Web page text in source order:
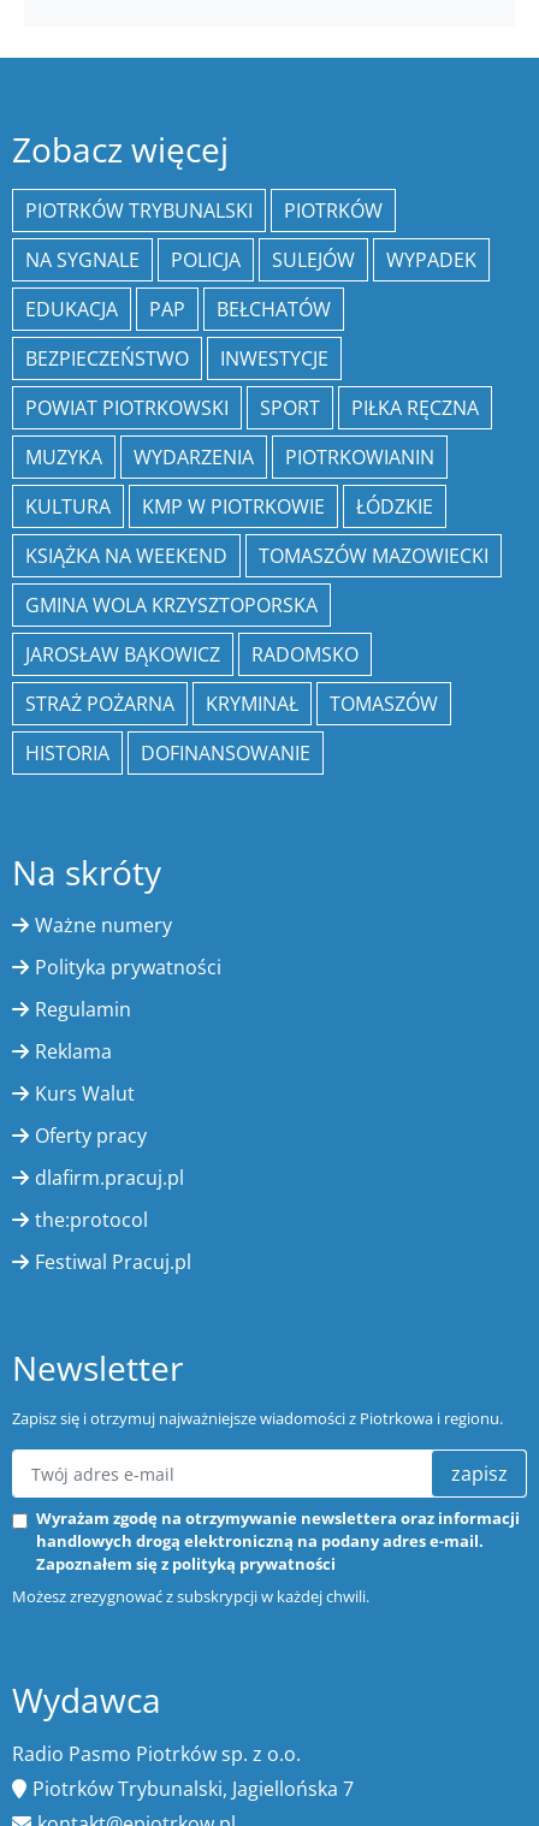
Zobacz więcej
PIOTRKÓW TRYBUNALSKI
PIOTRKÓW
NA SYGNALE
POLICJA SULEJÓW
WYPADEK
EDUKACJA
PAP
BEŁCHATÓW
BEZPIECZEŃSTWO
INWESTYCJE
POWIAT PIOTRKOWSKI
SPORT
PIŁKA RĘCZNA
MUZYKA
WYDARZENIA
PIOTRKOWIANIN
KULTURA
KMP W PIOTRKOWIE
ŁÓDZKIE
KSIĄŻKA NA WEEKEND
TOMASZÓW MAZOWIECKI
GMINA WOLA KRZYSZTOPORSKA
JAROSŁAW BĄKOWICZ
RADOMSKO
STRAŻ POŻARNA
KRYMINAŁ
TOMASZÓW
HISTORIA
DOFINANSOWANIE
Na skróty
Ważne numery
Polityka prywatności
Regulamin
Reklama
Kurs Walut
Oferty pracy
dlafirm.pracuj.pl
the:protocol
Festiwal Pracuj.pl
Newsletter
Zapisz się i otrzymuj najważniejsze wiadomości z Piotrkowa i regionu.
zapisz
Wyrażam zgodę na otrzymywanie newslettera oraz informacji
handlowych drogą elektroniczną na podany adres e-mail.
Zapoznałem się z polityką prywatności
Możesz zrezygnować z subskrypcji w każdej chwili.
Wydawca
Radio Pasmo Piotrków sp. z o.o.
Piotrków Trybunalski, Jagiellońska 7